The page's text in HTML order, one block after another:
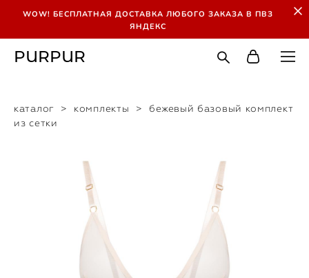
WOW! БЕСПЛАТНАЯ ДОСТАВКА ЛЮБОГО ЗАКАЗА В ПВЗ
ЯНДЕКС
PURPUR
каталог > комплекты >
бежевый базовый комплект
из сетки